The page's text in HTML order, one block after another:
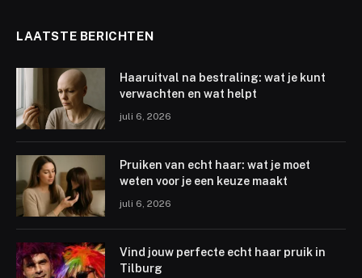
LAATSTE BERICHTEN
Haaruitval na bestraling: wat je kunt
verwachten en wat helpt
juli 6, 2026
Pruiken van echt haar: wat je moet
weten voor je een keuze maakt
juli 6, 2026
Vind jouw perfecte echt haar pruik in
Tilburg